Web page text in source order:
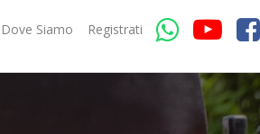
Dove Siamo Registrati